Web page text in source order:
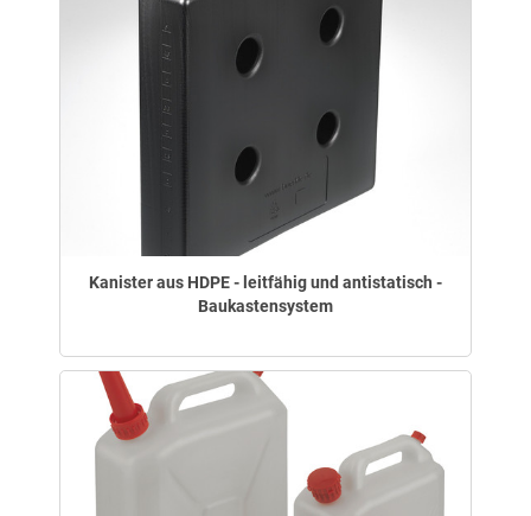
Kanister aus HDPE - leitfähig und antistatisch -
Baukastensystem